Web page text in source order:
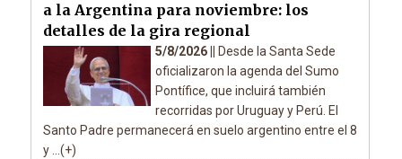
a la Argentina para noviembre: los
detalles de la gira regional
5/8/2026 ||
Desde la Santa Sede
oficializaron la agenda del Sumo
Pontífice, que incluirá también
recorridas por Uruguay y Perú. El
Santo Padre permanecerá en suelo argentino entre el 8
y ...(+)